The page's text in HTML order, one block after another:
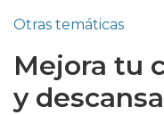
Otras temáticas
Mejora tu
y descansa